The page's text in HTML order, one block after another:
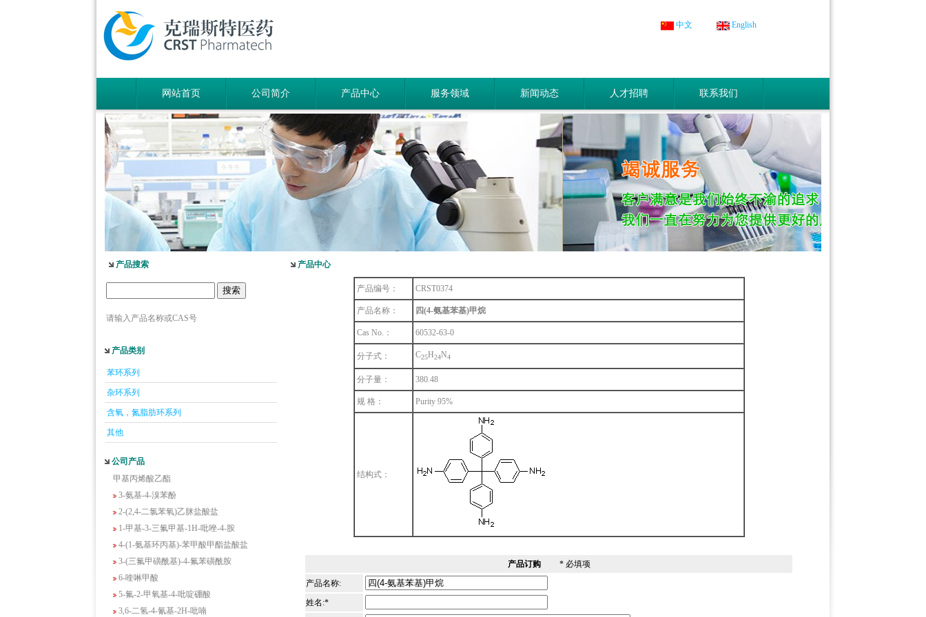
中文 English
网站首页 公司简介 产品中心 服务领域 新闻动态 人才招聘 联系我们
产品搜索
请输入产品名称或CAS号
产品类别
苯环系列
杂环系列
含氧，氮脂肪环系列
其他
公司产品
5-羟基异喹啉
1-吡啶-2-基-2-丙酮
2-甲基-6-羟基-4-嘧啶甲酸
3-氟-2-硝基苯甲酸
2-羟甲基-4-氨基吡啶
2-(羟甲基)丙烯酸乙酯(含稳定剂HQ);2-羟
产品中心
产品编号： CRST0374
产品名称： 四(4-氨基苯基)甲烷
Cas No.： 60532-63-0
分子式： C25H24N4
分子量： 380.48
规 格： Purity 95%
结构式：
产品订购* 必填项
产品名称:
姓名:*